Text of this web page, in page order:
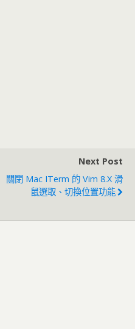
Next Post
關閉 Mac ITerm 的 Vim 8.x 滑
鼠選取、切換位置功能